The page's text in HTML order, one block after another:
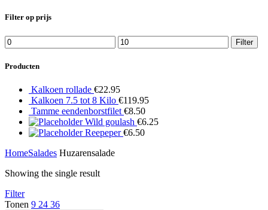
Filter op prijs
Min
price
Max
price
Filter
Producten
Kalkoen rollade €22.95
Kalkoen 7.5 tot 8 Kilo €119.95
Tamme eendenborstfilet €8.50
Wild goulash €6.25
Reepeper€6.50
HomeSalades Huzarensalade
Showing the single result
Filter
Tonen 9 24 36